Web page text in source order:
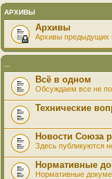
АРХИВЫ
Архивы
Архивы предыдущих
Всё в одном
Обсуждаем все не
Технические
Новости Союза
Здесь публикуются
Нормативные
Нормативные